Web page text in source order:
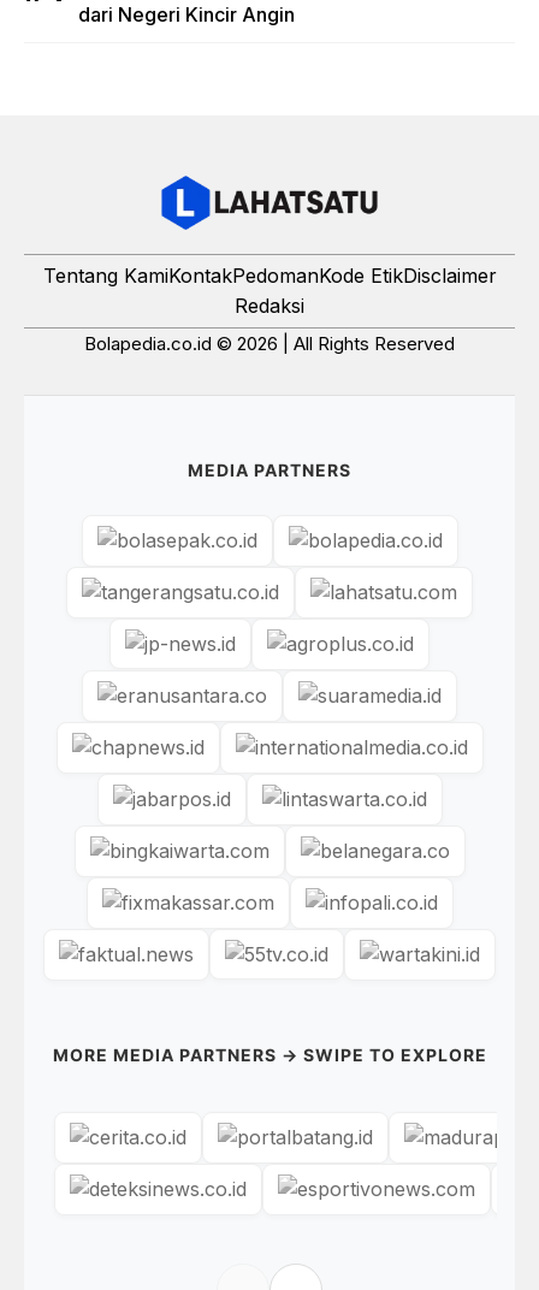
dari Negeri Kincir Angin
Tentang KamiKontakPedomanKode EtikDisclaimer
Redaksi
Bolapedia.co.id © 2026 | All Rights Reserved
MEDIA PARTNERS
MORE MEDIA PARTNERS → SWIPE TO EXPLORE